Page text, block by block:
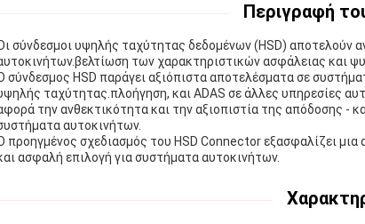
Περιγραφή
σύνδεσμοι υψηλής ταχύτητας δεδομένων (HSD) αποτελούν
των χαρακτηριστικών ασφάλειας και
σύνδεσμος HSD παράγει αξιόπιστα αποτελέσματα σε
ταχύτητας.πλοήγηση, και ADAS σε άλλες υπηρεσίες
την ανθεκτικότητα και την αξιοπιστία της απόδοσης -
αυτοκινήτων.
προηγμένος σχεδιασμός του HSD Connector εξασφαλίζει
ασφαλή επιλογή για συστήματα αυτοκινήτων.